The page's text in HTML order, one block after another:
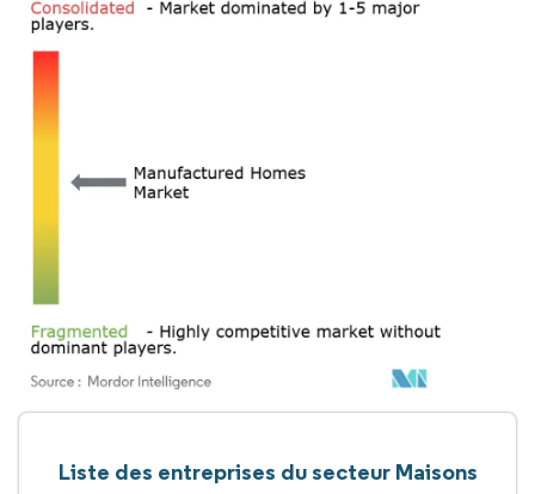
Liste des entreprises du secteur Maisons